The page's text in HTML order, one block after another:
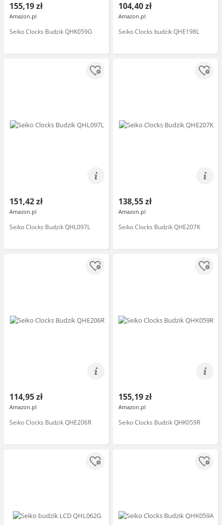
155,19 zł
Amazon.pl
Seiko Clocks Budzik QHK059G
104,40 zł
Amazon.pl
Seiko Clocks budzik QHE198L
151,42 zł
Amazon.pl
Seiko Clocks Budzik QHL097L
138,55 zł
Amazon.pl
Seiko Clocks Budzik QHE207K
114,95 zł
Amazon.pl
Seiko Clocks Budzik QHE206R
155,19 zł
Amazon.pl
Seiko Clocks Budzik QHK059R